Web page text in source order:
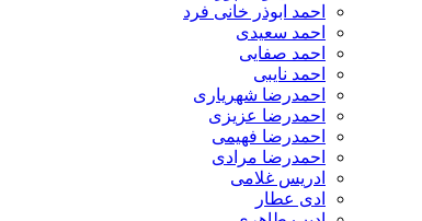
احمد ابوذر خانی فرد
احمد سعیدی
احمد صفایی
احمد نایبی
احمدرضا شهریاری
احمدرضا عزیزی
احمدرضا فهیمی
احمدرضا مرادی
ادریس غلامی
ادی عطار